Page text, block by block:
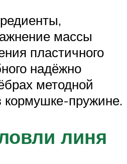
массы
пластичного
надёжно
методной
пружине.
линя